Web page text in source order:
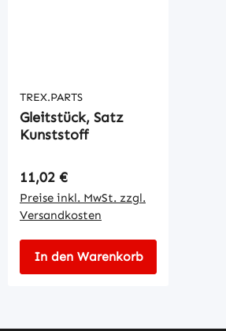
TREX.PARTS
Gleitstück, Satz
Kunststoff
Regulärer Preis:
11,02 €
Preise inkl. MwSt. zzgl.
Versandkosten
In den Warenkorb